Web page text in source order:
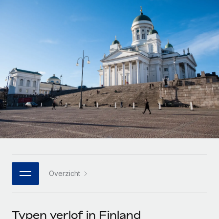
Ingewikkelde HR-taken eenvoudig uitbesteden
INFRASTRUCTUUR
Remote Embedded
HR naadloos in workflows integreren
Platform
Ingebouwde essentiële HR-functies voor je team
Integraties
Flexibele global HR en payroll solutions voor groeiende
Mid-market
Teams uitbreiden met HR solutions op maat
Enterprise
Global HR voor grote bedrijven
WERK MET ONS SAMEN
Strategische technologiepartners
Een partner worden
Betalingscalculator voor zzp'ers
Ontdek valuta-opties en betaalsnelheden voor
LEREN MET REMOTE
Onderzoek en gidsen
Casestudy's
HR-woordenlijst
Checklists en templates
Webinars
Deutsch
Español
Italiano
Português (Portugal)
日本語
한국어
Overzicht
Typen verlof in Finland